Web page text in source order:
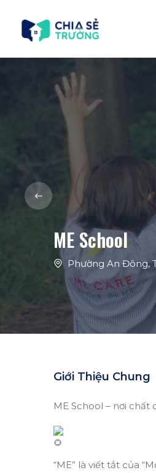
ME School
Phường An Đông,
Giới Thiệu Chung
ME School – nơi chất
“ME” là viết tắt của